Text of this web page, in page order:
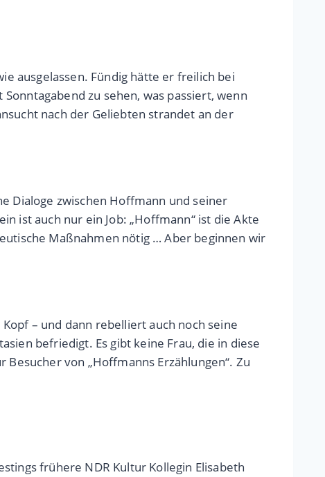
ausgelassen. Fündig hätte er freilich bei
zu sehen, was passiert, wenn
nach der Geliebten strandet an der
Dialoge zwischen Hoffmann und seiner
ist auch nur ein Job: „Hoffmann“ ist die Akte
Maßnahmen nötig … Aber beginnen wir
– und dann rebelliert auch noch seine
befriedigt. Es gibt keine Frau, die in diese
von „Hoffmanns Erzählungen“. Zu
frühere NDR Kultur Kollegin Elisabeth